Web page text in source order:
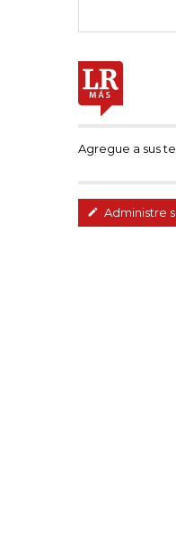
Agregue a sus
Administre